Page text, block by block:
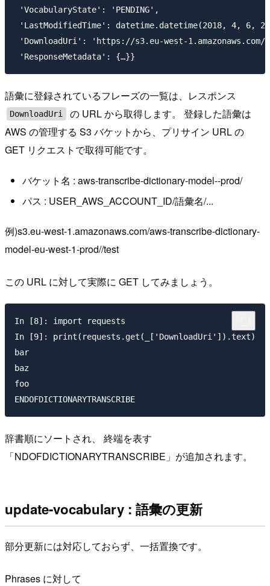
'VocabularyState': 'PENDING',
'LastModifiedTime': datetime.datetime(2018, 4, 6,
'DownloadUri': 'https://s3.eu-west-1.amazonaws.com/
語彙に登録されているフレーズの一覧は、レスポンス
DownloadUri
の URL から取得します。 登録した語彙は
AWS の管理する S3 バケットから、プリサイン URL の
GET リクエストで取得可能です。
バケット名 : aws-transcribe-dictionary-model--prod/
パス : USER_AWS_ACCOUNT_ID/語彙名/...
例)s3.eu-west-1.amazonaws.com/aws-transcribe-dictionary-
model-eu-west-1-prod//test
この URL に対して実際に GET してみましょう。
In [8]: import requests
In [9]: print(requests.get(_['DownloadUri']).text)
bar
baz
foo
辞書順にソートされ、 終端を表す
「NDOFDICTIONARYTRANSCRIBE」が追加されます。
update-vocabulary : 語彙の更新
部分更新には対応しておらず、一括置換です。
Phrases に対して